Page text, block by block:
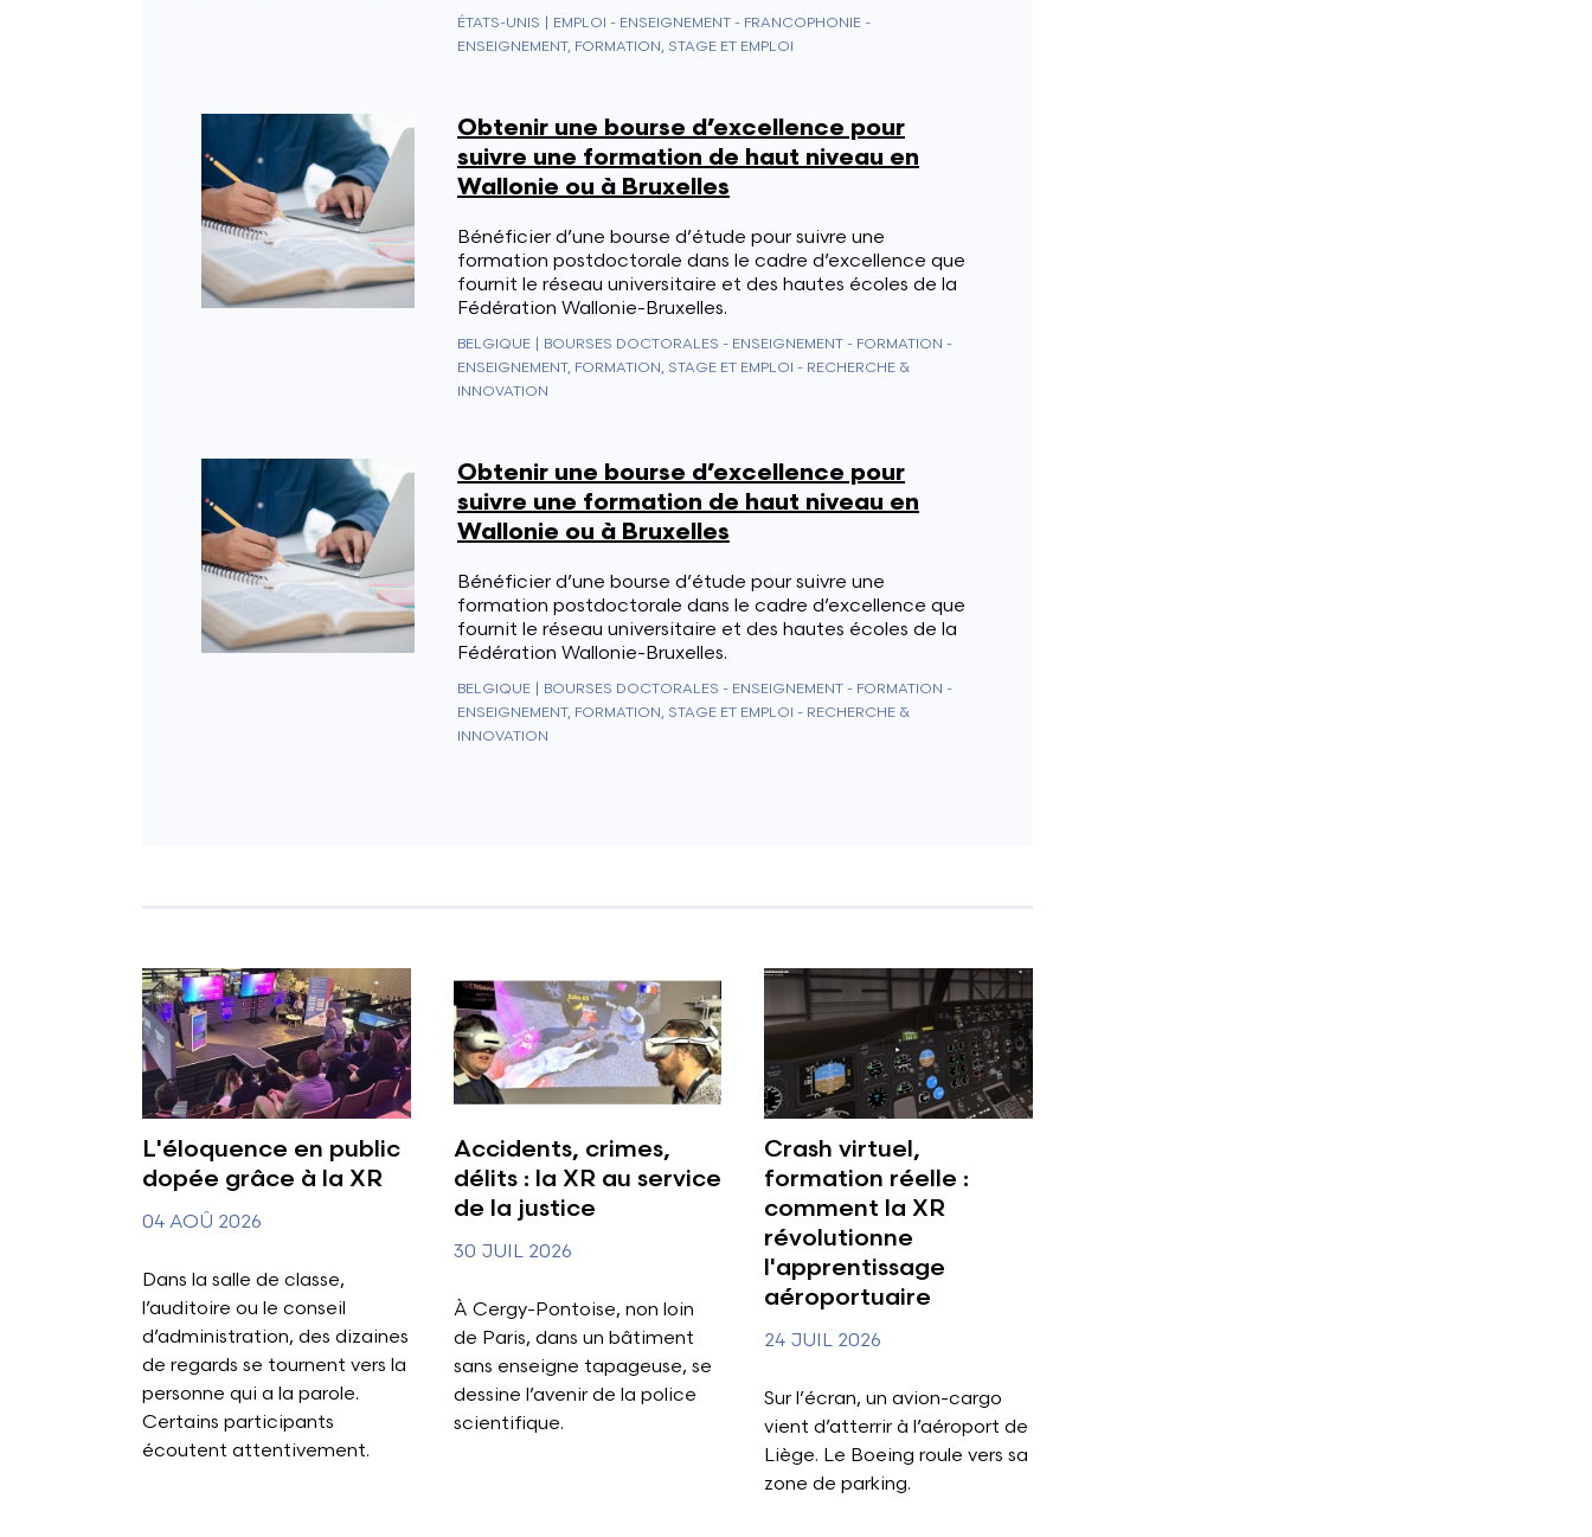
ÉTATS-UNIS
EMPLOI - ENSEIGNEMENT - FRANCOPHONIE -
ENSEIGNEMENT, FORMATION, STAGE ET EMPLOI
Obtenir une bourse d’excellence pour
suivre une formation de haut niveau en
Wallonie ou à Bruxelles
Bénéficier d’une bourse d’étude pour suivre une
formation postdoctorale dans le cadre d’excellence que
fournit le réseau universitaire et des hautes écoles de la
Fédération Wallonie-Bruxelles.
BELGIQUE
BOURSES DOCTORALES - ENSEIGNEMENT - FORMATION -
ENSEIGNEMENT, FORMATION, STAGE ET EMPLOI - RECHERCHE &
INNOVATION
Obtenir une bourse d’excellence pour
suivre une formation de haut niveau en
Wallonie ou à Bruxelles
Bénéficier d’une bourse d’étude pour suivre une
formation postdoctorale dans le cadre d’excellence que
fournit le réseau universitaire et des hautes écoles de la
Fédération Wallonie-Bruxelles.
BELGIQUE
BOURSES DOCTORALES - ENSEIGNEMENT - FORMATION -
ENSEIGNEMENT, FORMATION, STAGE ET EMPLOI - RECHERCHE &
INNOVATION
L'éloquence en public
dopée grâce à la XR
04 AOÛ 2026
Dans la salle de classe,
l’auditoire ou le conseil
d’administration, des dizaines
de regards se tournent vers la
personne qui a la parole.
Certains participants
écoutent attentivement.
Accidents, crimes,
délits : la XR au service
de la justice
30 JUIL 2026
À Cergy-Pontoise, non loin
de Paris, dans un bâtiment
sans enseigne tapageuse, se
dessine l’avenir de la police
scientifique.
Crash virtuel,
formation réelle :
comment la XR
révolutionne
l'apprentissage
aéroportuaire
24 JUIL 2026
Sur l’écran, un avion-cargo
vient d’atterrir à l’aéroport de
Liège. Le Boeing roule vers sa
zone de parking.